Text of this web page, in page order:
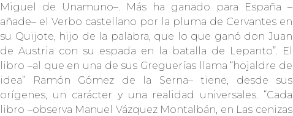
Miguel de Unamuno–. Más ha ganado para España –
añade– el Verbo castellano por la pluma de Cervantes en
su Quijote, hijo de la palabra, que lo que ganó don Juan
de Austria con su espada en la batalla de Lepanto”. El
libro –al que en una de sus Greguerías llama “hojaldre de
idea” Ramón Gómez de la Serna– tiene, desde sus
orígenes, un carácter y una realidad universales. “Cada
libro –observa Manuel Vázquez Montalbán, en Las cenizas